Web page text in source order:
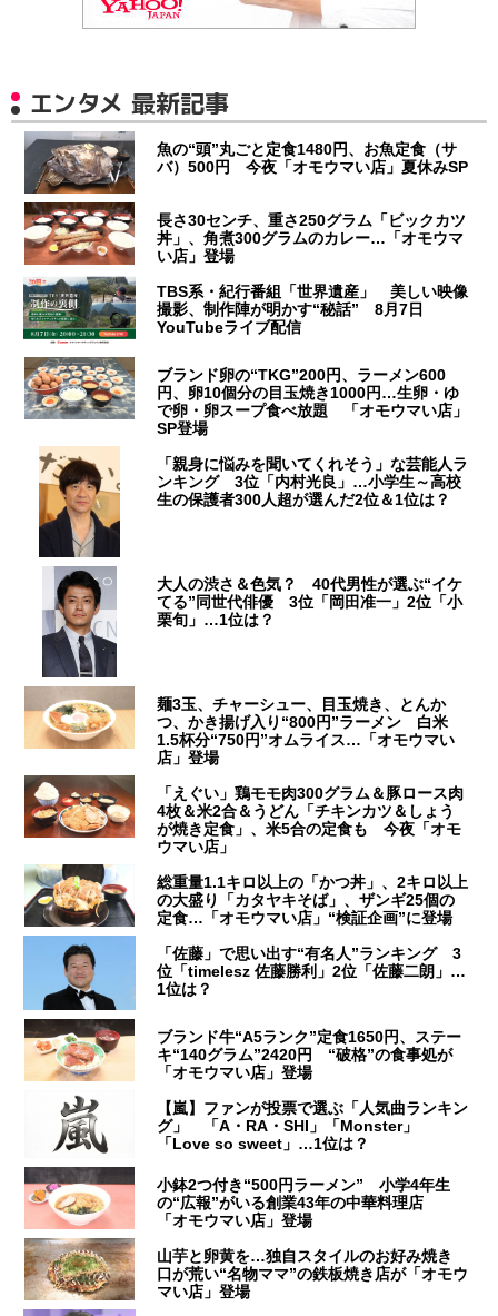
エンタメ 最新記事
魚の“頭”丸ごと定食1480円、お魚定食（サ
バ）500円 今夜「オモウマい店」夏休みSP
長さ30センチ、重さ250グラム「ビックカツ
丼」、角煮300グラムのカレー…「オモウマ
い店」登場
TBS系・紀行番組「世界遺産」 美しい映像
撮影、制作陣が明かす“秘話” 8月7日
YouTubeライブ配信
ブランド卵の“TKG”200円、ラーメン600
円、卵10個分の目玉焼き1000円…生卵・ゆ
で卵・卵スープ食べ放題 「オモウマい店」
SP登場
「親身に悩みを聞いてくれそう」な芸能人ラ
ンキング 3位「内村光良」…小学生～高校
生の保護者300人超が選んだ2位＆1位は？
大人の渋さ＆色気？ 40代男性が選ぶ“イケ
てる”同世代俳優 3位「岡田准一」2位「小
栗旬」…1位は？
麺3玉、チャーシュー、目玉焼き、とんか
つ、かき揚げ入り“800円”ラーメン 白米
1.5杯分“750円”オムライス…「オモウマい
店」登場
「えぐい」鶏モモ肉300グラム＆豚ロース肉
4枚＆米2合＆うどん「チキンカツ＆しょう
が焼き定食」、米5合の定食も 今夜「オモ
ウマい店」
総重量1.1キロ以上の「かつ丼」、2キロ以上
の大盛り「カタヤキそば」、ザンギ25個の
定食…「オモウマい店」“検証企画”に登場
「佐藤」で思い出す“有名人”ランキング 3
位「timelesz 佐藤勝利」2位「佐藤二朗」…
1位は？
ブランド牛“A5ランク”定食1650円、ステー
キ“140グラム”2420円 “破格”の食事処が
「オモウマい店」登場
【嵐】ファンが投票で選ぶ「人気曲ランキン
グ」 「A・RA・SHI」「Monster」
「Love so sweet」…1位は？
小鉢2つ付き“500円ラーメン” 小学4年生
の“広報”がいる創業43年の中華料理店
「オモウマい店」登場
山芋と卵黄を…独自スタイルのお好み焼き
口が荒い“名物ママ”の鉄板焼き店が「オモウ
マい店」登場